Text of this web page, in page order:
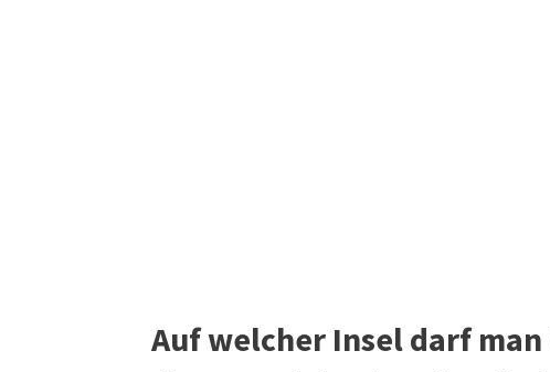
Auf welcher Insel darf